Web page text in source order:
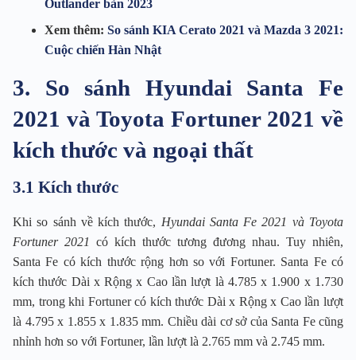
Outlander bản 2023
Xem thêm: So sánh KIA Cerato 2021 và Mazda 3 2021:
Cuộc chiến Hàn Nhật
3. So sánh Hyundai Santa Fe
2021 và Toyota Fortuner 2021 về
kích thước và ngoại thất
3.1 Kích thước
Khi so sánh về kích thước, Hyundai Santa Fe 2021 và Toyota
Fortuner 2021 có kích thước tương đương nhau. Tuy nhiên,
Santa Fe có kích thước rộng hơn so với Fortuner. Santa Fe có
kích thước Dài x Rộng x Cao lần lượt là 4.785 x 1.900 x 1.730
mm, trong khi Fortuner có kích thước Dài x Rộng x Cao lần lượt
là 4.795 x 1.855 x 1.835 mm. Chiều dài cơ sở của Santa Fe cũng
nhỉnh hơn so với Fortuner, lần lượt là 2.765 mm và 2.745 mm.